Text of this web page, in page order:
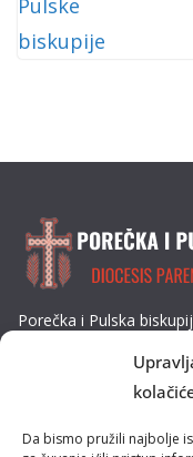
Da bismo pružili najbolje
Porečka i Pulska
Tel: 052/432-064
E-mail: biskupija@ppb.hr